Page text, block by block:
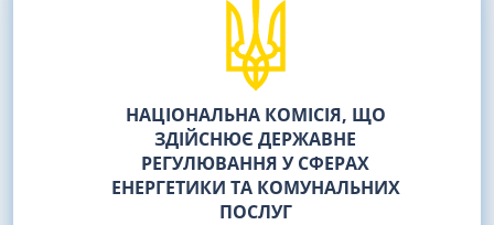
НАЦІОНАЛЬНА КОМІСІЯ, ЩО
ЗДІЙСНЮЄ ДЕРЖАВНЕ
РЕГУЛЮВАННЯ У СФЕРАХ
ЕНЕРГЕТИКИ ТА КОМУНАЛЬНИХ
ПОСЛУГ